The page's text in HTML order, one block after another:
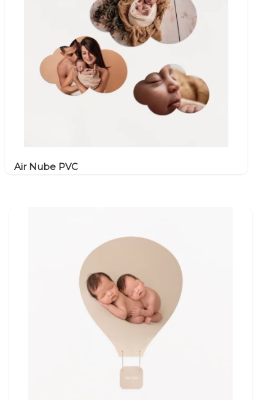
Air Nube PVC